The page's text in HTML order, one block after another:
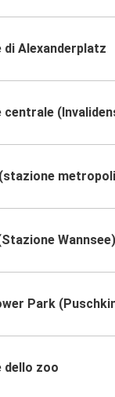
Alexanderplatz
centrale
Wannsee)
Park
dello zoo